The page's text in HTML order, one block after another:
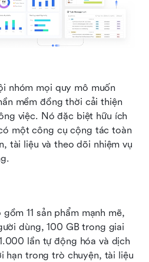
nhóm mọi quy mô muốn
mềm đồng thời cải thiện
việc. Nó đặc biệt hữu ích
một công cụ cộng tác toàn
tài liệu và theo dõi nhiệm vụ
gồm 11 sản phẩm mạnh mẽ,
dùng, 100 GB trong giai
lần tự động hóa và dịch
hạn trong trò chuyện, tài liệu